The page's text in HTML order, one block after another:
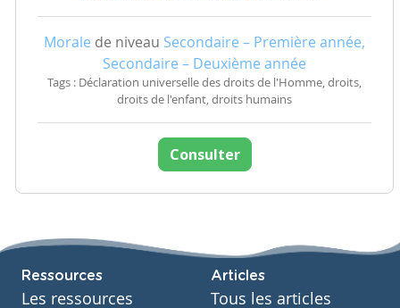
Morale de niveau Secondaire – Première année,
Secondaire – Deuxième année
Tags : Déclaration universelle des droits de l'Homme, droits,
droits de l'enfant, droits humains
Consulter
Ressources
Les ressources
Articles
Tous les articles